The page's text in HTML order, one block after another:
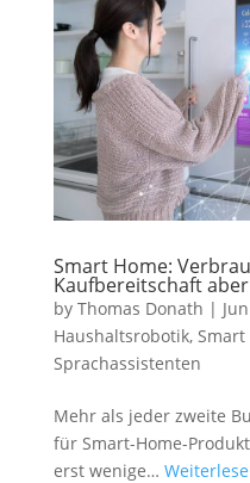
Smart Home:
Kaufbereitschaft
by Thomas Donath |
Haushaltsrobotik, Smart
Sprachassistenten
Mehr als jeder zweite
für Smart-Home-
erst wenige…